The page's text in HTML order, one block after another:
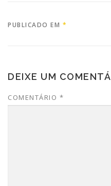
PUBLICADO EM *
DEIXE UM
COMENTÁRIO *